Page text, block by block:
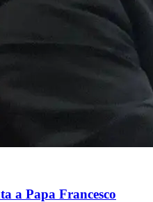
a Papa Francesco